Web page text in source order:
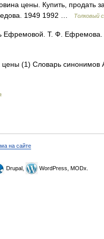
цены. Купить, продать
1949 1992 …
Толковый
Ефремовой. Т. Ф.
(1) Словарь синонимов
на сайте
Drupal, WordPress, MODx.